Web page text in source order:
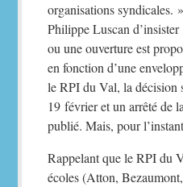
organisations syndicales.
Philippe Luscan
ou une ouverture est
en fonction d’une
le RPI du Val, la décision
19 février et un arrêté de
publié. Mais, pour
Rappelant que le RPI du
écoles (Atton,